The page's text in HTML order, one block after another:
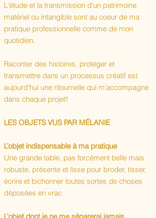
L'étude et la transmission d'un patrimoine
matériel ou intangible sont au coeur de ma
pratique professionnelle comme de mon
quotidien.
Raconter des histoires, protéger et
transmettre dans un processus créatif est
aujourd'hui une ritournelle qui m'accompagne
dans chaque projet!
LES OBJETS VUS PAR MÉLANIE
L’objet indispensable à ma pratique
Une grande table, pas forcément belle mais
robuste, présente et lisse pour broder, tisser,
écrire et bichonner toutes sortes de choses
déposées en vrac